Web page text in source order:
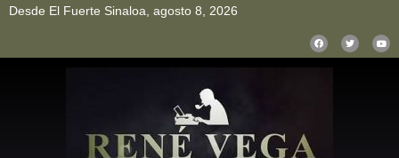
Desde El Fuerte Sinaloa, agosto 8, 2026